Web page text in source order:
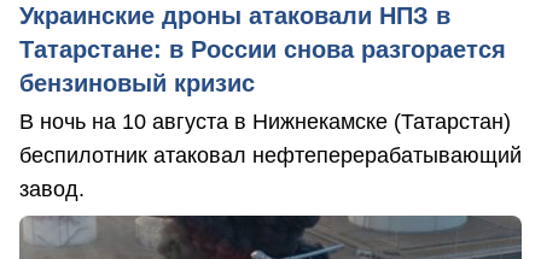
Украинские дроны атаковали НПЗ в
Татарстане: в России снова разгорается
бензиновый кризис
В ночь на 10 августа в Нижнекамске (Татарстан)
беспилотник атаковал нефтеперерабатывающий
завод.